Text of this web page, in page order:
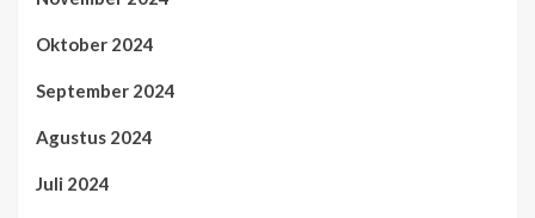
Oktober 2024
September 2024
Agustus 2024
Juli 2024